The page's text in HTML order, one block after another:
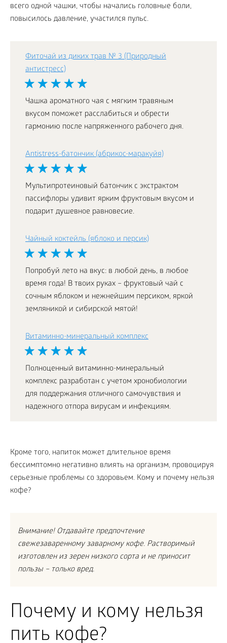
всего одной чашки, чтобы начались головные боли,
повысилось давление, участился пульс.
Фиточай из диких трав № 3 (Природный
антистресс)
Чашка ароматного чая с мягким травяным
вкусом поможет расслабиться и обрести
гармонию после напряженного рабочего дня.
Antistress-батончик (абрикос-маракуйя)
Мультипротеиновый батончик с экстрактом
пассифлоры удивит ярким фруктовым вкусом и
подарит душевное равновесие.
Чайный коктейль (яблоко и персик)
Попробуй лето на вкус: в любой день, в любое
время года! В твоих руках – фруктовый чай с
сочным яблоком и нежнейшим персиком, яркой
земляникой и сибирской мятой!
Витаминно-минеральный комплекс
Полноценный витаминно-минеральный
комплекс разработан с учетом хронобиологии
для поддержания отличного самочувствия и
надежного отпора вирусам и инфекциям.
Кроме того, напиток может длительное время
бессимптомно негативно влиять на организм, провоцируя
серьезные проблемы со здоровьем. Кому и почему нельзя
кофе?
Внимание! Отдавайте предпочтение
свежезаваренному заварному кофе. Растворимый
изготовлен из зерен низкого сорта и не приносит
пользы – только вред.
Почему и кому нельзя
пить кофе?